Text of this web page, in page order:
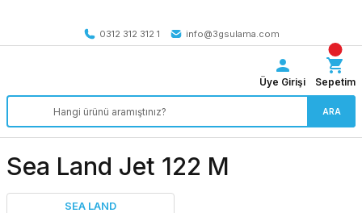
0312 312 312 1
info@3gsulama.com
ARA
Üye Girişi Sepetim
Sea Land Jet 122 M
SEA LAND